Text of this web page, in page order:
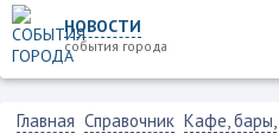
НОВОСТИ
события города
Главная Справочник Кафе,